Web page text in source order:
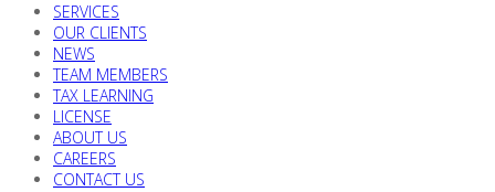
SERVICES
OUR CLIENTS
NEWS
TEAM MEMBERS
TAX LEARNING
LICENSE
ABOUT US
CAREERS
CONTACT US